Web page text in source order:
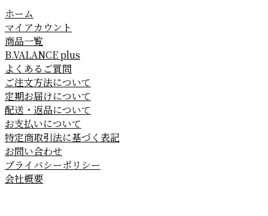
ホーム
マイアカウント
商品一覧
B.VALANCE plus
よくあるご質問
ご注文方法について
定期お届けについて
配送・返品について
お支払いについて
特定商取引法に基づく表記
お問い合わせ
プライバシーポリシー
会社概要